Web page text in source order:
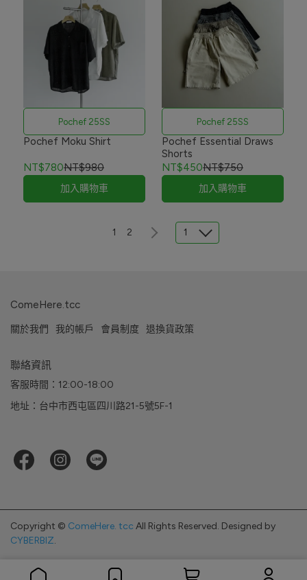
Pochef 25SS
Pochef Moku Shirt
NT$780NT$980
加入購物車
Pochef 25SS
Pochef Essential Draws
Shorts
NT$450NT$750
加入購物車
1 2 1
ComeHere.tcc
關於我們 我的帳戶 會員制度 退換貨政策
聯絡資訊
客服時間：12:00-18:00
地址：台中市西屯區四川路21-5號5F-1
Copyright © ComeHere. tcc All Rights Reserved. Designed by
CYBERBIZ.